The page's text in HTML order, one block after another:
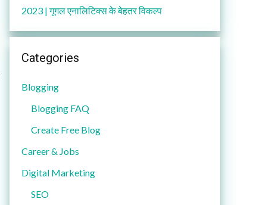
2023 | गूगल एनालिटिक्स के बेहतर विकल्प
Categories
Blogging
Blogging FAQ
Create Free Blog
Career & Jobs
Digital Marketing
SEO